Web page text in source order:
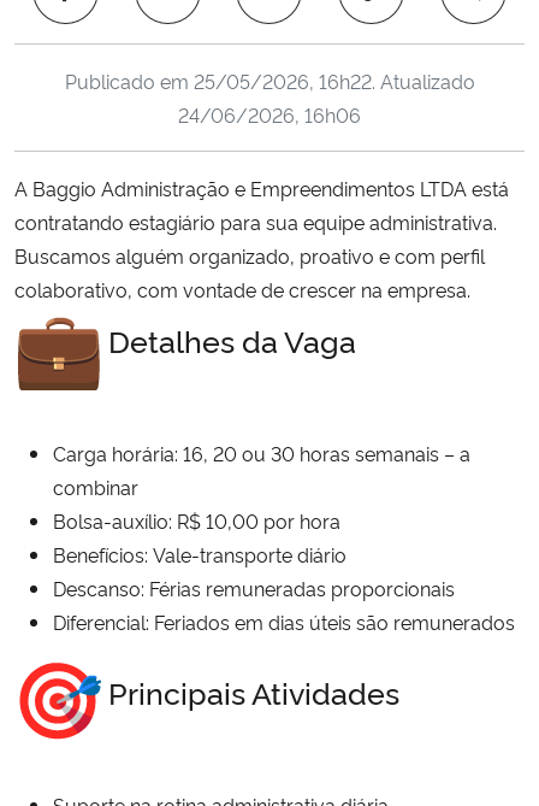
Ministério da Cidadania
Ministério da Ciência, Tecnologia, Inovações e Comunicações
Ministério do Meio Ambiente
Ministério do Turismo
Ministério do Desenvolvimento Regional
Controladoria-Geral da União
Ministério da Mulher, da Família e dos Direitos Humanos
Secretaria-Geral
Gabinete de Segurança Institucional
Publicado em 25/05/2026, 16h22. Atualizado
24/06/2026, 16h06
A Baggio Administração e Empreendimentos LTDA está
contratando estagiário para sua equipe administrativa.
Buscamos alguém organizado, proativo e com perfil
colaborativo, com vontade de crescer na empresa.
Detalhes da Vaga
Carga horária: 16, 20 ou 30 horas semanais – a
combinar
Bolsa-auxílio: R$ 10,00 por hora
Benefícios: Vale-transporte diário
Descanso: Férias remuneradas proporcionais
Diferencial: Feriados em dias úteis são remunerados
Principais Atividades